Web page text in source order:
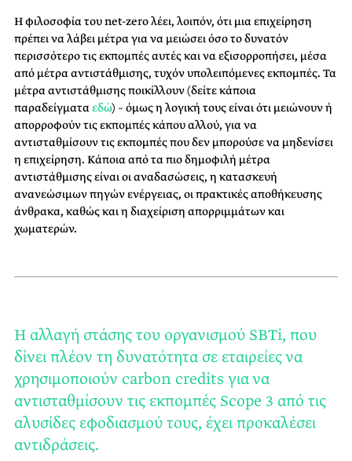
Η φιλοσοφία του net-zero λέει, λοιπόν, ότι μια επιχείρηση
πρέπει να λάβει μέτρα για να μειώσει όσο το δυνατόν
περισσότερο τις εκπομπές αυτές και να εξισορροπήσει, μέσα
από μέτρα αντιστάθμισης, τυχόν υπολειπόμενες εκπομπές. Τα
μέτρα αντιστάθμισης ποικίλλουν (δείτε κάποια
παραδείγματαεδώ) – όμως η λογική τους είναι ότι μειώνουν ή
απορροφούν τις εκπομπές κάπου αλλού, για να
αντισταθμίσουν τις εκπομπές που δεν μπορούσε να μηδενίσει
η επιχείρηση. Κάποια από τα πιο δημοφιλή μέτρα
αντιστάθμισης είναι οι αναδασώσεις, η κατασκευή
ανανεώσιμων πηγών ενέργειας, οι πρακτικές αποθήκευσης
άνθρακα, καθώς και η διαχείριση απορριμμάτων και
χωματερών.
H αλλαγή στάσης του οργανισμού SBTi, που
δίνει πλέον τη δυνατότητα σε εταιρείες να
χρησιμοποιούν carbon credits για να
αντισταθμίσουν τις εκπομπές Scope 3 από τις
αλυσίδες εφοδιασμού τους, έχει προκαλέσει
αντιδράσεις.